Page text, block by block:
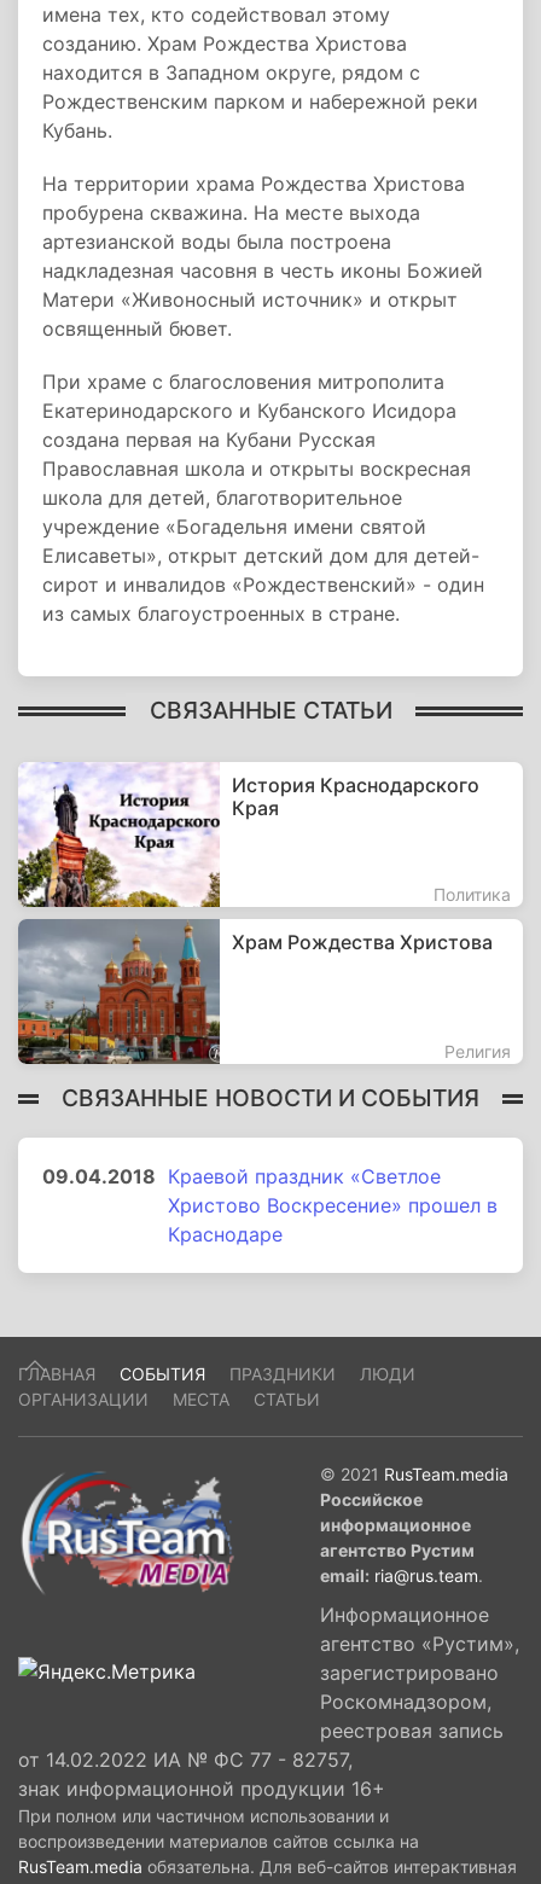
имена тех, кто содействовал этому
созданию. Храм Рождества Христова
находится в Западном округе, рядом с
Рождественским парком и набережной реки
Кубань.
На территории храма Рождества Христова
пробурена скважина. На месте выхода
артезианской воды была построена
надкладезная часовня в честь иконы Божией
Матери «Живоносный источник» и открыт
освященный бювет.
При храме с благословения митрополита
Екатеринодарского и Кубанского Исидора
создана первая на Кубани Русская
Православная школа и открыты воскресная
школа для детей, благотворительное
учреждение «Богадельня имени святой
Елисаветы», открыт детский дом для детей-
сирот и инвалидов «Рождественский» - один
из самых благоустроенных в стране.
СВЯЗАННЫЕ СТАТЬИ
История Краснодарского
Края
Политика
Храм Рождества Христова
Религия
СВЯЗАННЫЕ НОВОСТИ И СОБЫТИЯ
09.04.2018 Краевой праздник «Светлое
Христово Воскресение» прошел в
Краснодаре
ГЛАВНАЯ СОБЫТИЯ ПРАЗДНИКИ
ЛЮДИ
ОРГАНИЗАЦИИ
МЕСТА СТАТЬИ
© 2021 RusTeam.media
Российское
информационное
агентство Рустим
email: ria@rus.team.
Информационное
агентство «Рустим»,
зарегистрировано
Роскомнадзором,
реестровая запись
от 14.02.2022 ИА № ФС 77 - 82757,
знак информационной продукции 16+
При полном или частичном использовании и
воспроизведении материалов сайтов ссылка на
RusTeam.media обязательна. Для веб-сайтов интерактивная